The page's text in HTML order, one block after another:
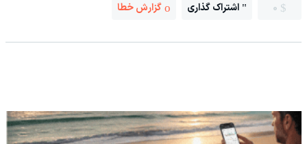
0 اشتراک گذاری گزارش خطا